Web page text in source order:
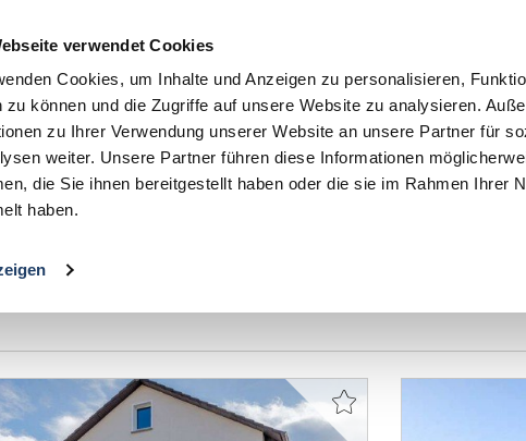
verwendet Cookies
Cookies, um Inhalte und Anzeigen zu personalisieren,
zu können und die Zugriffe auf unsere Website zu analysieren.
zu Ihrer Verwendung unserer Website an unsere Partner für
weiter. Unsere Partner führen diese Informationen
die Sie ihnen bereitgestellt haben oder die sie im Rahmen Ihrer
haben.
START IMMOBILIEN EIGENTÜMER